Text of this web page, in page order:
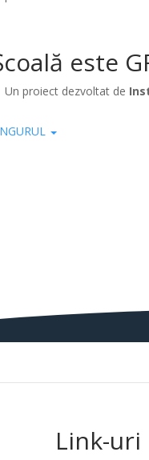
este
Un proiect dezvoltat de
Link-uri